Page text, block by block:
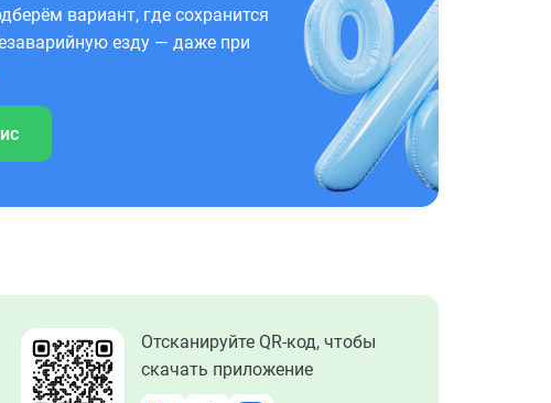
вариант, где сохранится
езду — даже при
Отсканируйте QR-код, чтобы
скачать приложение